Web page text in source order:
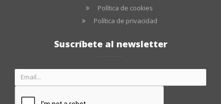
Política de cookies
Política de privacidad
Suscríbete al newsletter